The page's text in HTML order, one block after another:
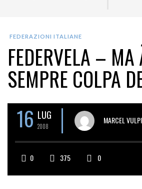
FEDERAZIONI ITALIANE
FEDERVELA – MA
SEMPRE COLPA
16 LUG
2008
MARCEL
0 375 0